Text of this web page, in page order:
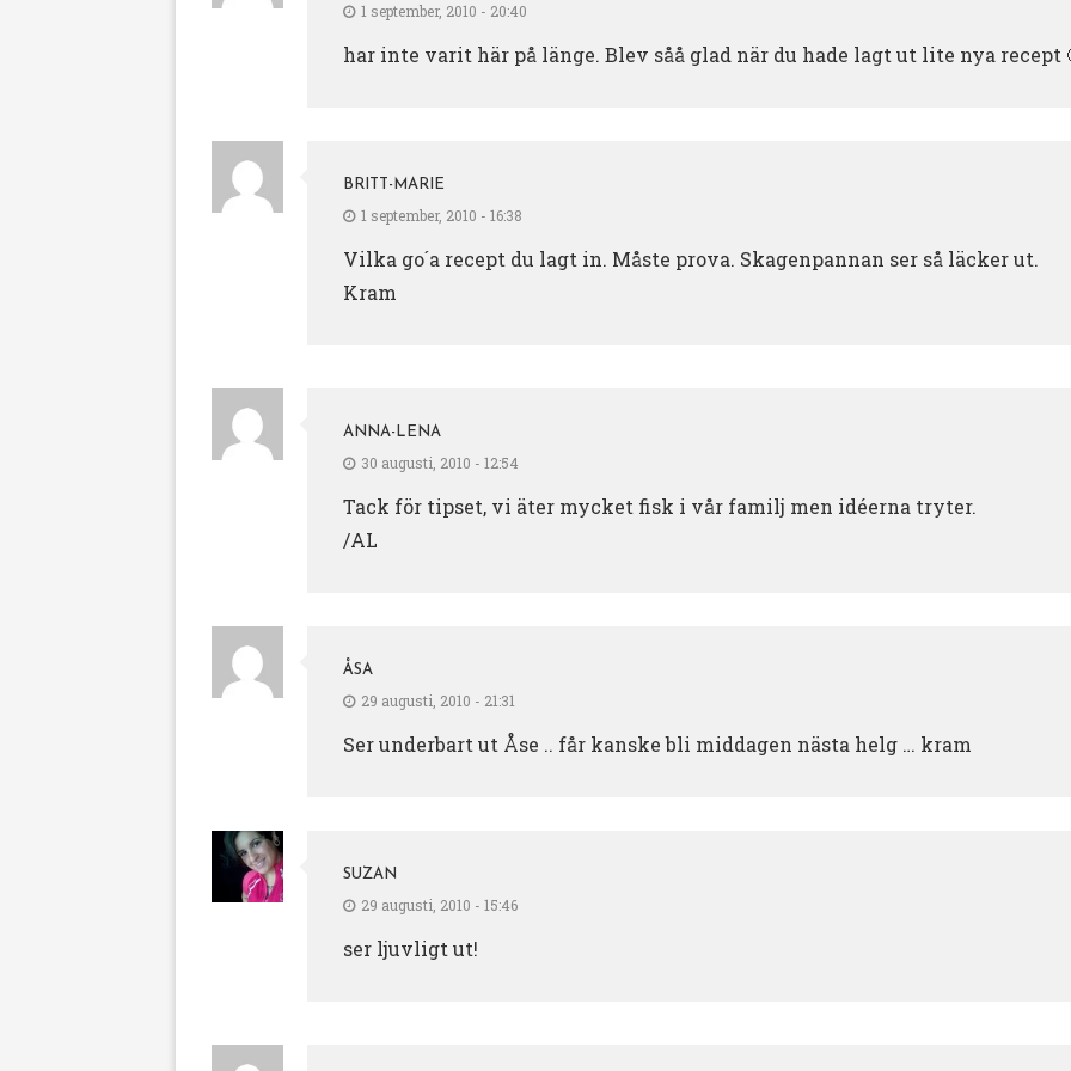
1 september, 2010 - 20:40
har inte varit här på länge. Blev såå glad när du hade lagt ut lite nya recept
BRITT-MARIE
1 september, 2010 - 16:38
Vilka go´a recept du lagt in. Måste prova. Skagenpannan ser så läcker ut.
Kram
ANNA-LENA
30 augusti, 2010 - 12:54
Tack för tipset, vi äter mycket fisk i vår familj men idéerna tryter.
/AL
ÅSA
29 augusti, 2010 - 21:31
Ser underbart ut Åse .. får kanske bli middagen nästa helg … kram
SUZAN
29 augusti, 2010 - 15:46
ser ljuvligt ut!